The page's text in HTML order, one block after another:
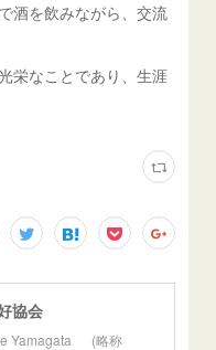
酒を飲みながら、交流
栄なことであり、生涯
協会
Yamagata (略称